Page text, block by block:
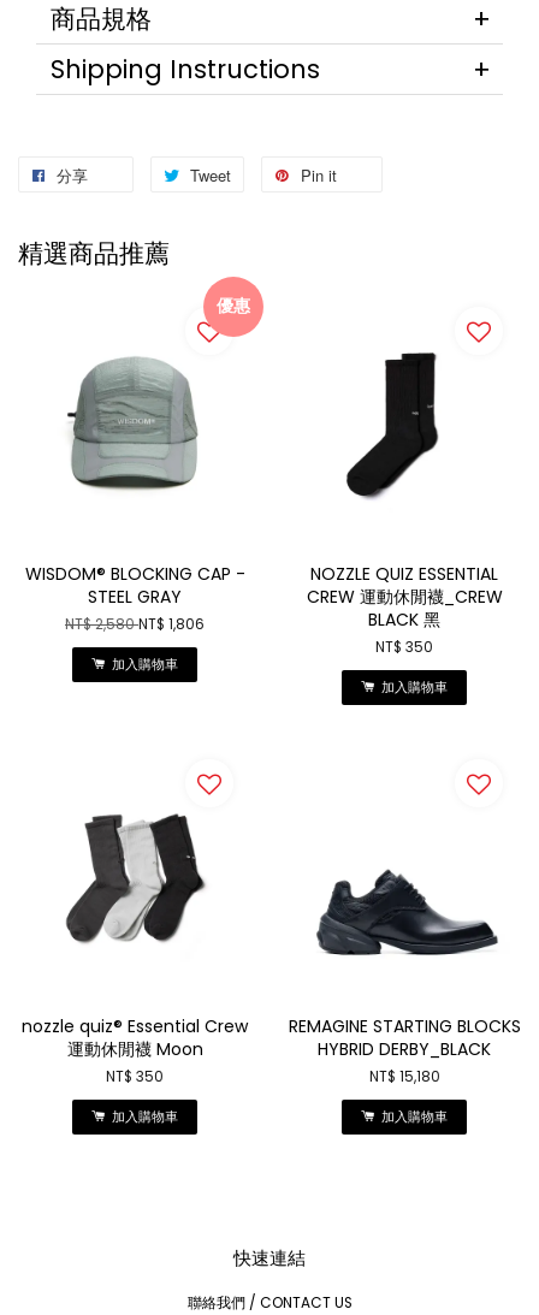
商品規格
Shipping Instructions
分享 Tweet Pin it
精選商品推薦
優惠
WISDOM® BLOCKING CAP -
STEEL GRAY
NT$ 2,580NT$ 1,806
加入購物車
NOZZLE QUIZ ESSENTIAL
CREW 運動休閒襪_CREW
BLACK 黑
NT$ 350
加入購物車
nozzle quiz® Essential Crew
運動休閒襪 Moon
NT$ 350
加入購物車
REMAGINE STARTING BLOCKS
HYBRID DERBY_BLACK
NT$ 15,180
加入購物車
快速連結
聯絡我們 / CONTACT US